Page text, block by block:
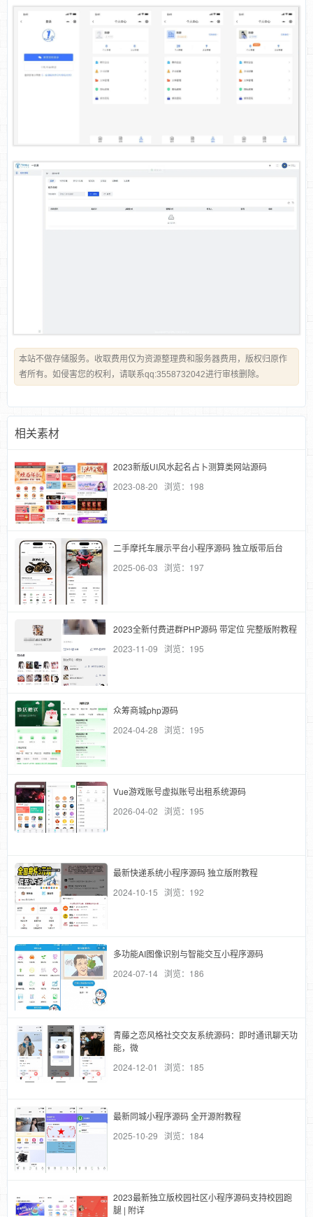
本站不做存储服务。收取费用仅为资源整理费和服务器费用，版权归原作
者所有。如侵害您的权利，请联系qq:3558732042进行审核删除。
相关素材
2023新版UI风水起名占卜测算类网站源码
2023-08-20 浏览：198
二手摩托车展示平台小程序源码 独立版带后台
2025-06-03 浏览：197
2023全新付费进群PHP源码 带定位 完整版附教程
2023-11-09 浏览：195
众筹商城php源码
2024-04-28 浏览：195
Vue游戏账号虚拟账号出租系统源码
2026-04-02 浏览：195
最新快递系统小程序源码 独立版附教程
2024-10-15 浏览：192
多功能AI图像识别与智能交互小程序源码
2024-07-14 浏览：186
青藤之恋风格社交交友系统源码：即时通讯聊天功
能，微
2024-12-01 浏览：185
最新同城小程序源码 全开源附教程
2025-10-29 浏览：184
2023最新独立版校园社区小程序源码支持校园跑
腿 | 附详